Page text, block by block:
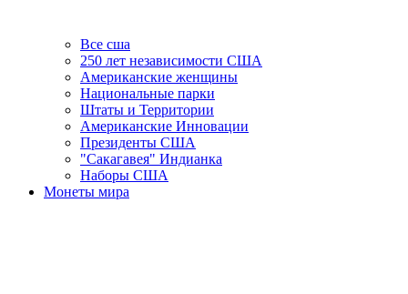
Все сша
250 лет независимости США
Американские женщины
Национальные парки
Штаты и Территории
Американские Инновации
Президенты США
"Сакагавея" Индианка
Наборы США
Монеты мира